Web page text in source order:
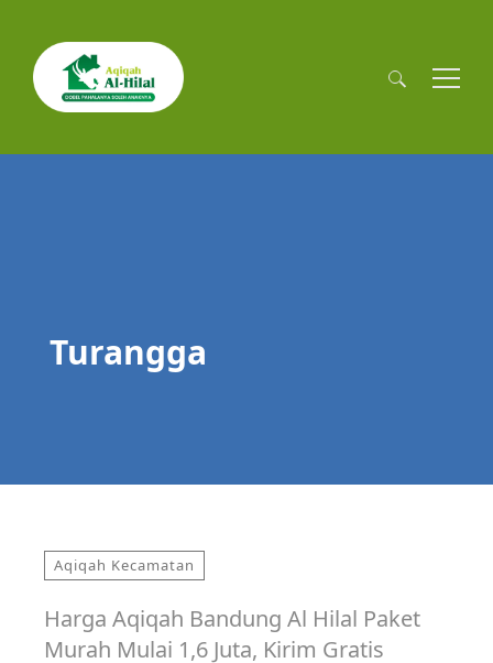
Cari
Turangga
Aqiqah Kecamatan
Harga Aqiqah Bandung Al Hilal Paket
Murah Mulai 1,6 Juta, Kirim Gratis